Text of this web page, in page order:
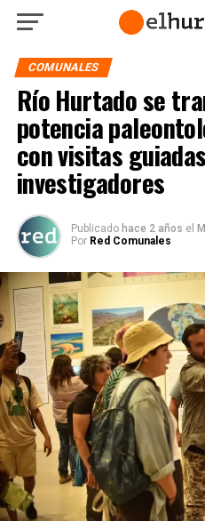
COMUNALES
Río Hurtado se
potencia
con visitas
investigadores
Publicado hace 2 años el
Por Red Comunales